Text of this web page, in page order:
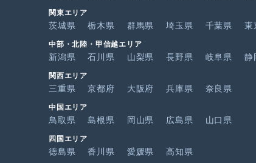
関東エリア
茨城県 栃木県 群馬県 埼玉県 千葉県 東
中部・北陸・甲信越エリア
新潟県 石川県 山梨県 長野県 岐阜県 静
関西エリア
三重県 京都府 大阪府 兵庫県 奈良県
中国エリア
鳥取県 島根県 岡山県 広島県 山口県
四国エリア
徳島県 香川県 愛媛県 高知県